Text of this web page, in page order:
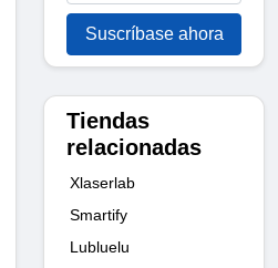
Suscríbase ahora
Tiendas
relacionadas
Xlaserlab
Smartify
Lubluelu